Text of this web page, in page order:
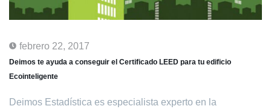
febrero 22, 2017
Deimos te ayuda a conseguir el Certificado LEED para tu edificio
Ecointeligente
Deimos Estadística es especialista experto en la